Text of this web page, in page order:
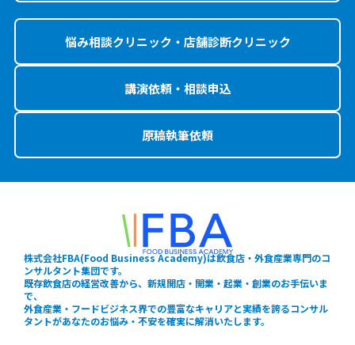
悩み相談クリニック・店舗診断クリニック
講演依頼・相談申込
原稿執筆依頼
株式会社FBA(Food Business Academy)は飲食店・外食産業専門のコ
ンサルタント集団です。
既存飲食店の経営改善から、新規開店・開業・起業・創業のお手伝いま
で、
外食産業・フードビジネス界での豊富なキャリアと実績を誇るコンサル
タントがあなたのお悩み・不安を確実に解消いたします。